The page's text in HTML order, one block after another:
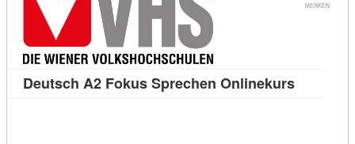
MERKEN
Deutsch A2 Fokus Sprechen Onlinekurs